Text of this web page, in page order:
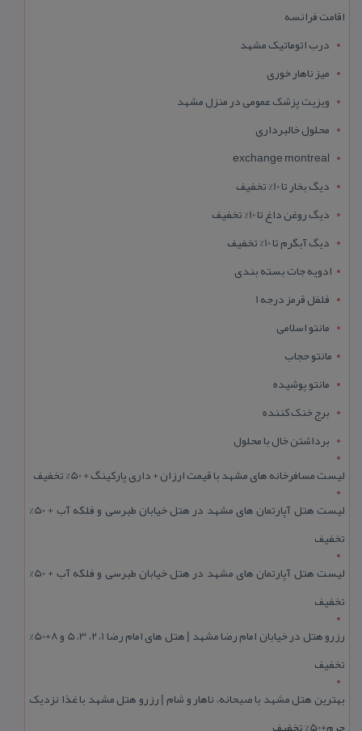
اقامت فرانسه
درب اتوماتیک مشهد
میز ناهار خوری
ویزیت پزشک عمومی در منزل مشهد
محلول خالبرداری
exchange montreal
دیگ بخار تا 10% تخفیف
دیگ روغن داغ تا 10% تخفیف
دیگ آبگرم تا 10% تخفیف
ادویه جات بسته بندی
فلفل قرمز درجه 1
مانتو اسلامی
مانتو حجاب
مانتو پوشیده
برج خنک کننده
برداشتن خال با محلول
لیست مسافرخانه های مشهد با قیمت ارزان + داری پارکینگ + 50% تخفیف
لیست هتل آپارتمان های مشهد در هتل خیابان طبرسی و فلکه آب + 50%
تخفیف
لیست هتل آپارتمان های مشهد در هتل خیابان طبرسی و فلکه آب + 50%
تخفیف
رزرو هتل در خیابان امام رضا مشهد | هتل‌ های امام رضا 1، 2، 3، 5 و 8+50%
تخفیف
بهترین هتل مشهد با صبحانه، ناهار و شام | رزرو هتل مشهد با غذا نزدیک